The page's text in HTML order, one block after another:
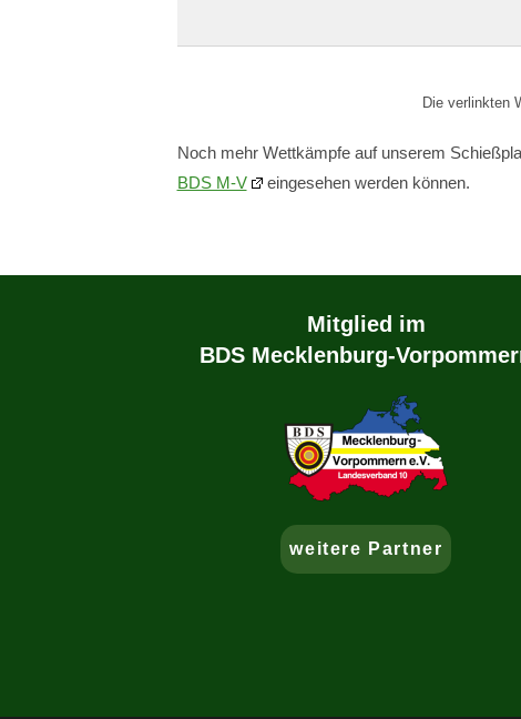
Die verlinkten
Noch mehr Wettkämpfe auf unserem
BDS M-V
eingesehen werden können.
Mitglied im
BDS Mecklenburg-
weitere Partner